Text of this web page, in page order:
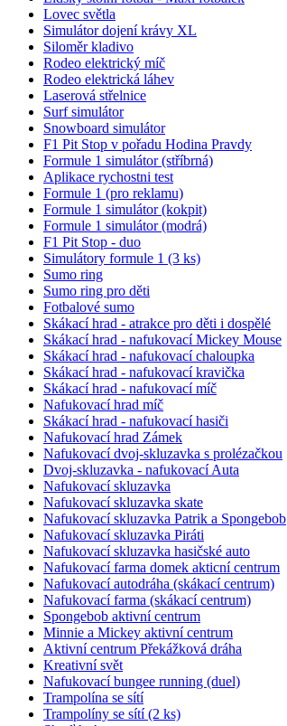
Lovec světla
Simulátor dojení krávy XL
Siloměr kladivo
Rodeo elektrický míč
Rodeo elektrická láhev
Laserová střelnice
Surf simulátor
Snowboard simulátor
F1 Pit Stop v pořadu Hodina Pravdy
Formule 1 simulátor (stříbrná)
Aplikace rychostni test
Formule 1 (pro reklamu)
Formule 1 simulátor (kokpit)
Formule 1 simulátor (modrá)
F1 Pit Stop - duo
Simulátory formule 1 (3 ks)
Sumo ring
Sumo ring pro děti
Fotbalové sumo
Skákací hrad - atrakce pro děti i dospělé
Skákací hrad - nafukovací Mickey Mouse
Skákací hrad - nafukovací chaloupka
Skákací hrad - nafukovací kravička
Skákací hrad - nafukovací míč
Nafukovací hrad míč
Skákací hrad - nafukovací hasiči
Nafukovací hrad Zámek
Nafukovací dvoj-skluzavka s prolézačkou
Dvoj-skluzavka - nafukovací Auta
Nafukovací skluzavka
Nafukovací skluzavka skate
Nafukovací skluzavka Patrik a Spongebob
Nafukovací skluzavka Piráti
Nafukovací skluzavka hasičské auto
Nafukovací farma domek akticní centrum
Nafukovací autodráha (skákací centrum)
Nafukovací farma (skákací centrum)
Spongebob aktivní centrum
Minnie a Mickey aktivní centrum
Aktivní centrum Překážková dráha
Kreativní svět
Nafukovací bungee running (duel)
Trampolína se sítí
Trampolíny se sítí (2 ks)